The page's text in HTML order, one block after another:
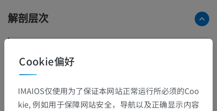
解剖层次
体部>
底层结构：这个解剖部位没有子结构
Cookie偏好
IMAIOS仅使用为了保证本网站正常运行所必须的Coo
kie, 例如用于保障网站安全，导航以及正确显示内容